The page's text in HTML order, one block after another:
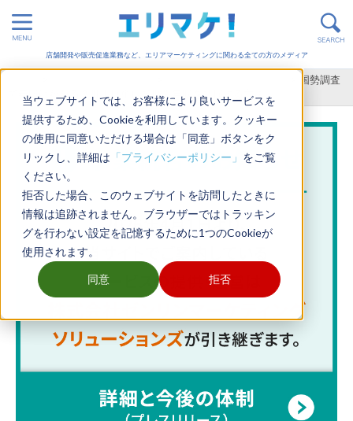
当ウェブサイトでは、お客様により良いサービスを
提供するため、Cookieを利用しています。クッキー
の使用に同意いただける場合は「同意」ボタンをク
リックし、詳細は 「プライバシーポリシー」 をご覧
ください。
拒否した場合、このウェブサイトを訪問したときに
情報は追跡されません。ブラウザーではトラッキン
グを行わない設定を記憶するために1つのCookieが
使用されます。
同意 拒否
店舗開発や販売促進業務など、エリアマーケティングに関わる全ての方のメディア
国勢調査
で年収はわかる？町丁目単位で世帯年収を把握する方法